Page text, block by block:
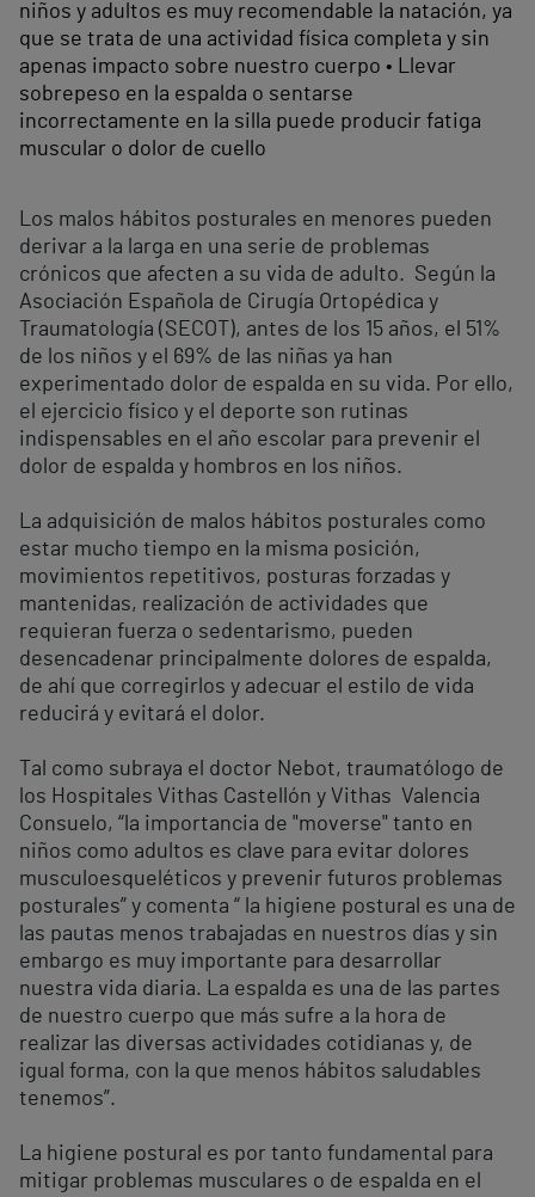
niños y adultos es muy recomendable la natación, ya
que se trata de una actividad física completa y sin
apenas impacto sobre nuestro cuerpo • Llevar
sobrepeso en la espalda o sentarse
incorrectamente en la silla puede producir fatiga
muscular o dolor de cuello
Los malos hábitos posturales en menores pueden
derivar a la larga en una serie de problemas
crónicos que afecten a su vida de adulto. Según la
Asociación Española de Cirugía Ortopédica y
Traumatología (SECOT), antes de los 15 años, el 51%
de los niños y el 69% de las niñas ya han
experimentado dolor de espalda en su vida. Por ello,
el ejercicio físico y el deporte son rutinas
indispensables en el año escolar para prevenir el
dolor de espalda y hombros en los niños.
La adquisición de malos hábitos posturales como
estar mucho tiempo en la misma posición,
movimientos repetitivos, posturas forzadas y
mantenidas, realización de actividades que
requieran fuerza o sedentarismo, pueden
desencadenar principalmente dolores de espalda,
de ahí que corregirlos y adecuar el estilo de vida
reducirá y evitará el dolor.
Tal como subraya el doctor Nebot, traumatólogo de
los Hospitales Vithas Castellón y Vithas Valencia
Consuelo, “la importancia de "moverse" tanto en
niños como adultos es clave para evitar dolores
musculoesqueléticos y prevenir futuros problemas
posturales” y comenta “ la higiene postural es una de
las pautas menos trabajadas en nuestros días y sin
embargo es muy importante para desarrollar
nuestra vida diaria. La espalda es una de las partes
de nuestro cuerpo que más sufre a la hora de
realizar las diversas actividades cotidianas y, de
igual forma, con la que menos hábitos saludables
tenemos”.
La higiene postural es por tanto fundamental para
mitigar problemas musculares o de espalda en el